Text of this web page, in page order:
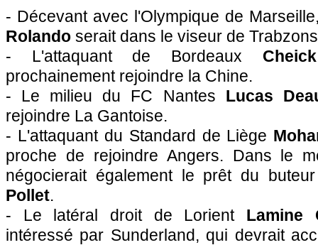
- Décevant avec l'Olympique de
Rolando serait dans le viseur de
- L'attaquant de Bordeaux
prochainement rejoindre la Chine.
- Le milieu du FC Nantes Lucas
rejoindre La Gantoise.
- L'attaquant du Standard de Liège
proche de rejoindre Angers. Dans le
négocierait également le prêt du
Pollet.
- Le latéral droit de Lorient Lamine
intéressé par Sunderland, qui devrait